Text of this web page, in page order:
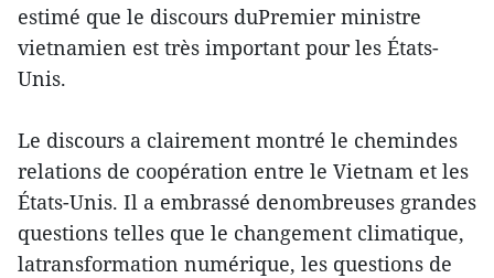
estimé que le discours duPremier ministre
vietnamien est très important pour les États-
Unis.
Le discours a clairement montré le chemindes
relations de coopération entre le Vietnam et les
États-Unis. Il a embrassé denombreuses grandes
questions telles que le changement climatique,
latransformation numérique, les questions de